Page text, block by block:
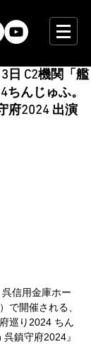
日 C2機関「艦
んじゅふ。
府2024 出演
信用金庫ホー
で開催される、
巡り2024 ちん
鎮守府2024』